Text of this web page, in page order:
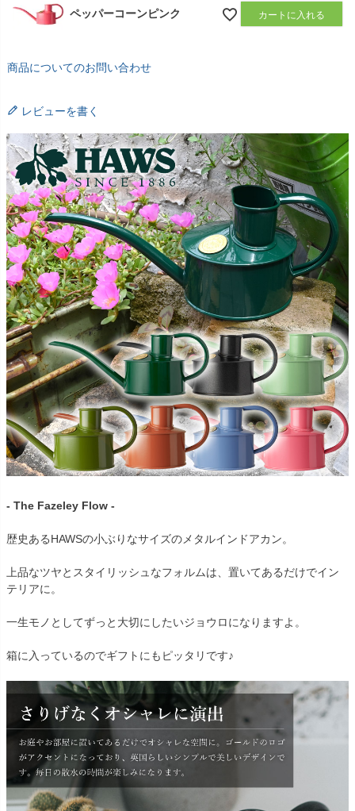
ペッパーコーンピンク カートに入れる
商品についてのお問い合わせ
レビューを書く
- The Fazeley Flow -
歴史あるHAWSの小ぶりなサイズのメタルインドアカン。
上品なツヤとスタイリッシュなフォルムは、置いてあるだけでイン
テリアに。
一生モノとしてずっと大切にしたいジョウロになりますよ。
箱に入っているのでギフトにもピッタリです♪